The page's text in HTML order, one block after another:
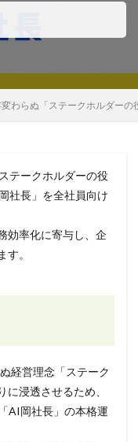
わらぬ「ステークホルダー
テークホルダーの役
社長」を全社員向け
効率化に寄与し、企
。
経営理念「ステーク
浸透させるため、
AI岡社長」の本格運